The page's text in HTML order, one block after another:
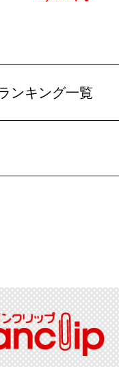
ンキング一覧